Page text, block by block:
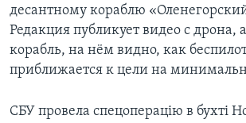
десантному кораблю
Редакция публикует видео с дрона,
корабль, на нём видно, как
приближается к цели на
СБУ провела спецоперацію в бухті